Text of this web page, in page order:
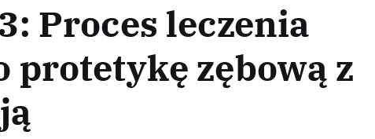
Proces leczenia
protetykę zębową z